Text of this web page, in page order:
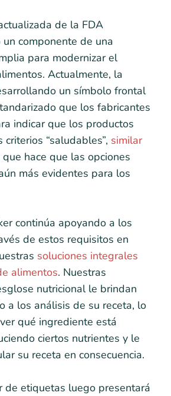
de la FDA
componente de una
para modernizar el
Actualmente, la
un símbolo frontal
que los fabricantes
indicar que los productos
“saludables”, similar
que hace que las opciones
más evidentes para los
continúa apoyando a los
de estos requisitos en
soluciones integrales
alimentos. Nuestras
nutricional le brindan
a los análisis de su receta, lo
qué ingrediente está
ciertos nutrientes y le
su receta en consecuencia.
de etiquetas luego presentará